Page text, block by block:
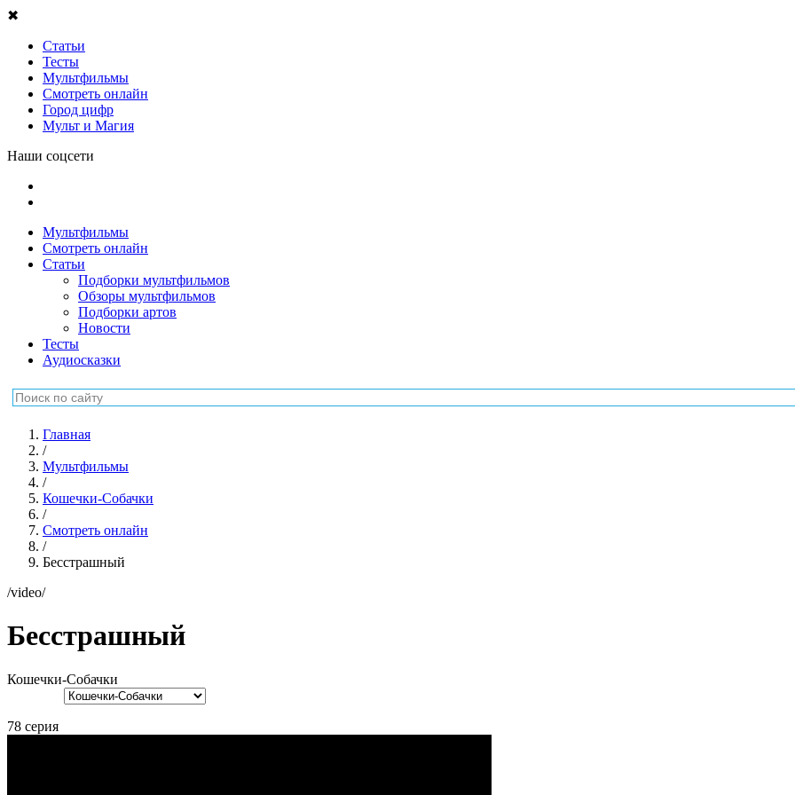
Бесстрашный
Кошечки-Собачки
78 серия
Предыдущая серия
«Кошечки-Собачки» — это мультсериал про небольшой городок, где в уютных домиках живут семьи кошечек и собачек.
занимается своим делом, и только группа маленьких непосед нарушает размеренную жизнь города. Смотрите серию
закончилось.
Смотрите также